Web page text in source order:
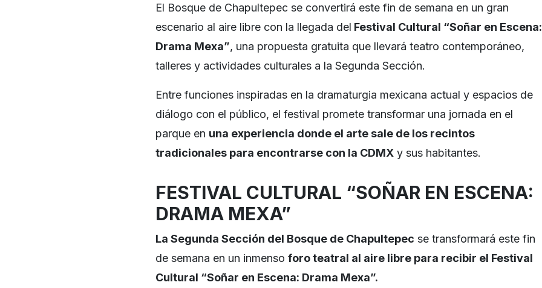
El Bosque de Chapultepec se convertirá este fin de semana en un gran
escenario al aire libre con la llegada del Festival Cultural “Soñar en Escena:
Drama Mexa”, una propuesta gratuita que llevará teatro contemporáneo,
talleres y actividades culturales a la Segunda Sección.
Entre funciones inspiradas en la dramaturgia mexicana actual y espacios de
diálogo con el público, el festival promete transformar una jornada en el
parque en una experiencia donde el arte sale de los recintos
tradicionales para encontrarse con la CDMX y sus habitantes.
FESTIVAL CULTURAL “SOÑAR EN ESCENA:
DRAMA MEXA”
La Segunda Sección del Bosque de Chapultepec se transformará este fin
de semana en un inmenso foro teatral al aire libre para recibir el Festival
Cultural “Soñar en Escena: Drama Mexa”.